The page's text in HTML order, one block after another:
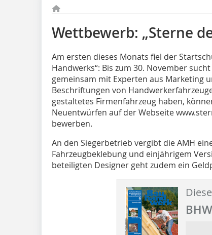
Wettbewerb: „Sterne
Am ersten dieses Monats fiel der
Handwerks“: Bis zum 30. November
gemeinsam mit Experten aus Marketing
Beschriftungen von
gestaltetes Firmenfahrzeug haben,
Neuentwürfen auf der Webseite
bewerben.
An den Siegerbetrieb vergibt die AMH
Fahrzeugbeklebung und einjährigem
beteiligten Designer geht zudem ein